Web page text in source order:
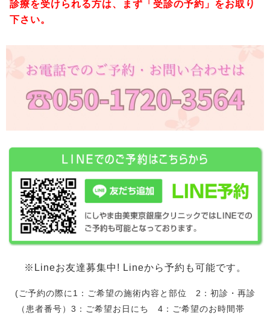
診療を受けられる方は、まず「受診の予約」をお取り
下さい。
※Lineお友達募集中! Lineから予約も可能です。
(ご予約の際に1：ご希望の施術内容と部位 2：初診・再診
（患者番号）3：ご希望お日にち 4：ご希望のお時間帯